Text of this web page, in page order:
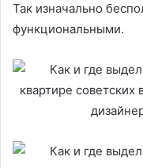
Так изначально
функциональными.